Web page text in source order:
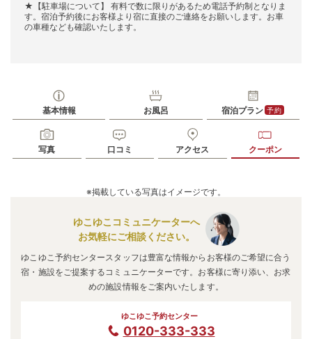
★【駐車場について】 有料で数に限りがあるため電話予約制となりま
す。宿泊予約後にお客様より宿に直接のご連絡をお願いします。お車
の車種なども確認いたします。
基本情報 お風呂 宿泊プラン 予約
写真 口コミ アクセス クーポン
※掲載している写真はイメージです。
ゆこゆこコミュニケーターへ
お気軽にご相談ください。
ゆこゆこ予約センタースタッフは豊富な情報からお客様のご希望に合う
宿・施設をご提案するコミュニケーターです。お客様に寄り添い、お求
めの施設情報をご案内いたします。
ゆこゆこ予約センター
0120-333-333